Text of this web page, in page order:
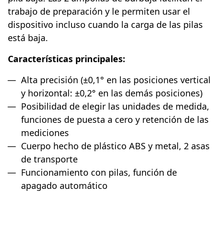
trabajo de preparación y le permiten usar el
dispositivo incluso cuando la carga de las pilas
está baja.
Características principales:
Alta precisión (±0,1° en las posiciones vertical
y horizontal: ±0,2° en las demás posiciones)
Posibilidad de elegir las unidades de medida,
funciones de puesta a cero y retención de las
mediciones
Cuerpo hecho de plástico ABS y metal, 2 asas
de transporte
Funcionamiento con pilas, función de
apagado automático